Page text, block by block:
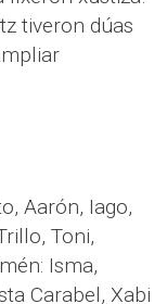
tiveron dúas
Aarón, Iago,
Toni,
Isma,
Carabel, Xabi